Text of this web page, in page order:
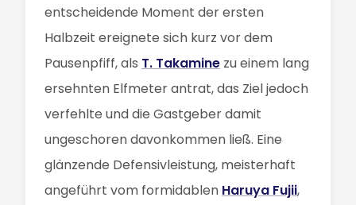
entscheidende Moment der ersten
Halbzeit ereignete sich kurz vor dem
Pausenpfiff, als T. Takamine zu einem lang
ersehnten Elfmeter antrat, das Ziel jedoch
verfehlte und die Gastgeber damit
ungeschoren davonkommen ließ. Eine
glänzende Defensivleistung, meisterhaft
angeführt vom formidablen Haruya Fujii,